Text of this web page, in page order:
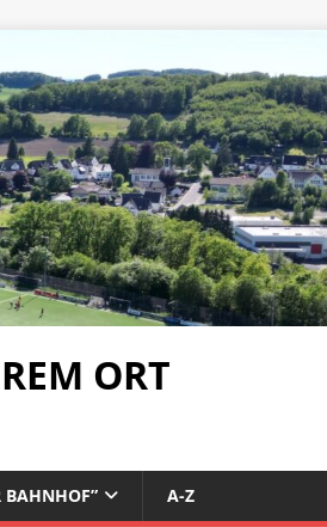
ORT
BAHNHOF” A-Z